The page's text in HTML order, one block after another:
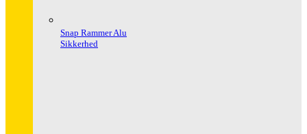
Snap Rammer Alu
Sikkerhed